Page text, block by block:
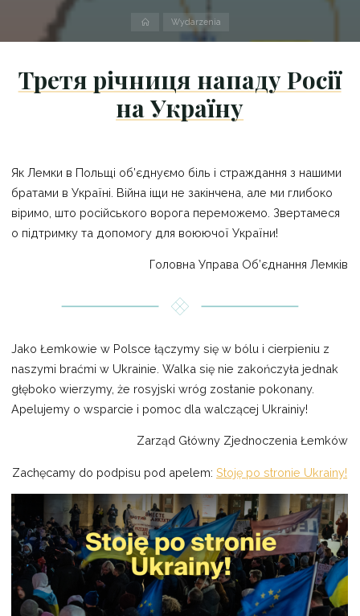
Strona
domowa
Wydarzenia
Третя річниця нападу Росії
на Україну
Як Лемки в Польщі об’єднуємо біль і страждання з нашими
братами в Україні. Війна іщи не закінчена, але ми глибоко
віримо, што російського ворога переможемо. Звертамеся
о підтримку та допомогу для воюючої України!
Головна Управа Об’єднання Лемків
Jako Łemkowie w Polsce łączymy się w bólu i cierpieniu z
naszymi braćmi w Ukrainie. Walka się nie zakończyła jednak
głęboko wierzymy, że rosyjski wróg zostanie pokonany.
Apelujemy o wsparcie i pomoc dla walczącej Ukrainiy!
Zarząd Główny Zjednoczenia Łemków
Zachęcamy do podpisu pod apelem: Stoję po stronie Ukrainy!